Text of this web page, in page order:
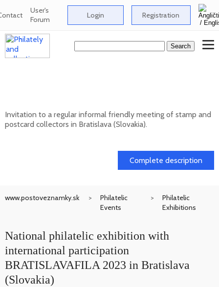
User's
Forum Login Registration
Invitation to a regular informal friendly meeting of stamp and
postcard collectors in Bratislava (Slovakia).
Complete description
www.postoveznamky.sk
Philatelic
Events
Philatelic
Exhibitions
National philatelic exhibition with
international participation
BRATISLAVAFILA 2023 in Bratislava
(Slovakia)